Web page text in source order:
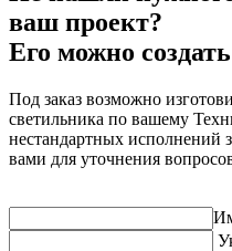
ваш проект?
Его можно
Под заказ возможно
светильника по вашему
нестандартных исполнений
вами для уточнения